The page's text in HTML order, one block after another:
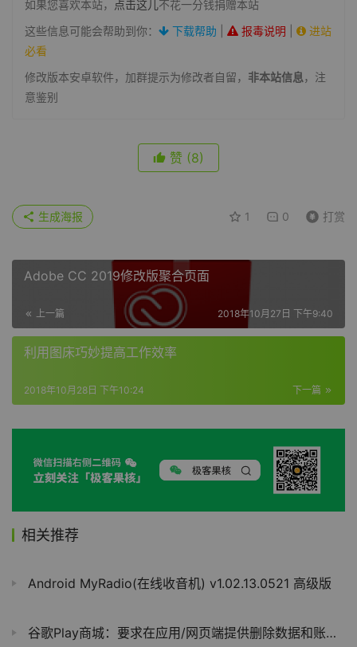
如果您喜欢本站， 点击这儿不花一分钱捐赠本站
这些信息可能会帮助到你：
下载帮助 报毒说明
进站
必看
修改版本安卓软件，加群提示为修改者自留， 非本站信息，注
意鉴别
赞 (8)
1 0 打赏
生成海报
Adobe CC 2019修改版聚合页面
上一篇 2018年10月27日 下午9:40
利用图床巧妙提高工作效率
下一篇
2018年10月28日 下午10:24
相关推荐
Android MyRadio(在线收音机) v1.02.13.0521 高级版
谷歌Play商城：要求在应用/网页端提供删除数据和账号选项